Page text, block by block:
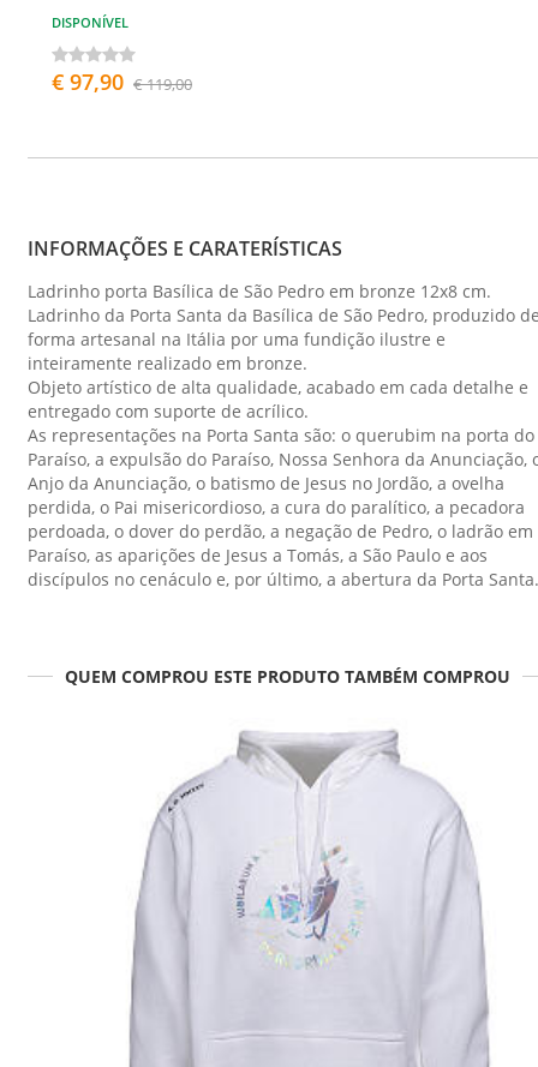
DISPONÍVEL
€ 97,90 € 119,00
INFORMAÇÕES E CARATERÍSTICAS
Ladrinho porta Basílica de São Pedro em bronze 12x8 cm.
Ladrinho da Porta Santa da Basílica de São Pedro, produzido
forma artesanal na Itália por uma fundição ilustre e
inteiramente realizado em bronze.
Objeto artístico de alta qualidade, acabado em cada detalhe e
entregado com suporte de acrílico.
As representações na Porta Santa são: o querubim na porta do
Paraíso, a expulsão do Paraíso, Nossa Senhora da Anunciação,
Anjo da Anunciação, o batismo de Jesus no Jordão, a ovelha
perdida, o Pai misericordioso, a cura do paralítico, a pecadora
perdoada, o dover do perdão, a negação de Pedro, o ladrão em
Paraíso, as aparições de Jesus a Tomás, a São Paulo e aos
discípulos no cenáculo e, por último, a abertura da Porta Santa.
QUEM COMPROU ESTE PRODUTO TAMBÉM COMPROU